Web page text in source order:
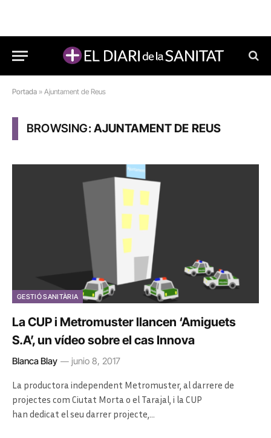
Portada » Ajuntament de Reus
BROWSING:AJUNTAMENT DE REUS
GESTIÓ SANITÀRIA
La CUP i Metromuster llancen ‘Amiguets
S.A’, un vídeo sobre el cas Innova
Blanca Blay junio 8, 2017
La productora independent Metromuster, al darrere de
projectes com Ciutat Morta o el Tarajal, i la CUP
han dedicat el seu darrer projecte,…